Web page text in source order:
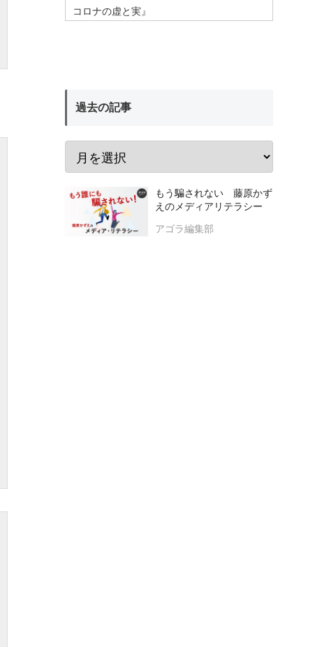
コロナの虚と実』
過去の記事
もう騙されない 藤原かず
えのメディアリテラシー
アゴラ編集部